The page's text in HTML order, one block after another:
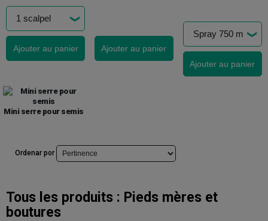
Ajouter au panier Ajouter au panier
Ajouter au panier
Mini serre pour semis
Ordenar por
Tous les produits : Pieds mères et
boutures